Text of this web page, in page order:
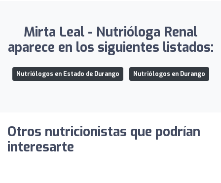
Mirta Leal - Nutrióloga Renal
aparece en los siguientes listados:
Nutriólogos en Estado de Durango Nutriólogos en Durango
Otros nutricionistas que podrían
interesarte